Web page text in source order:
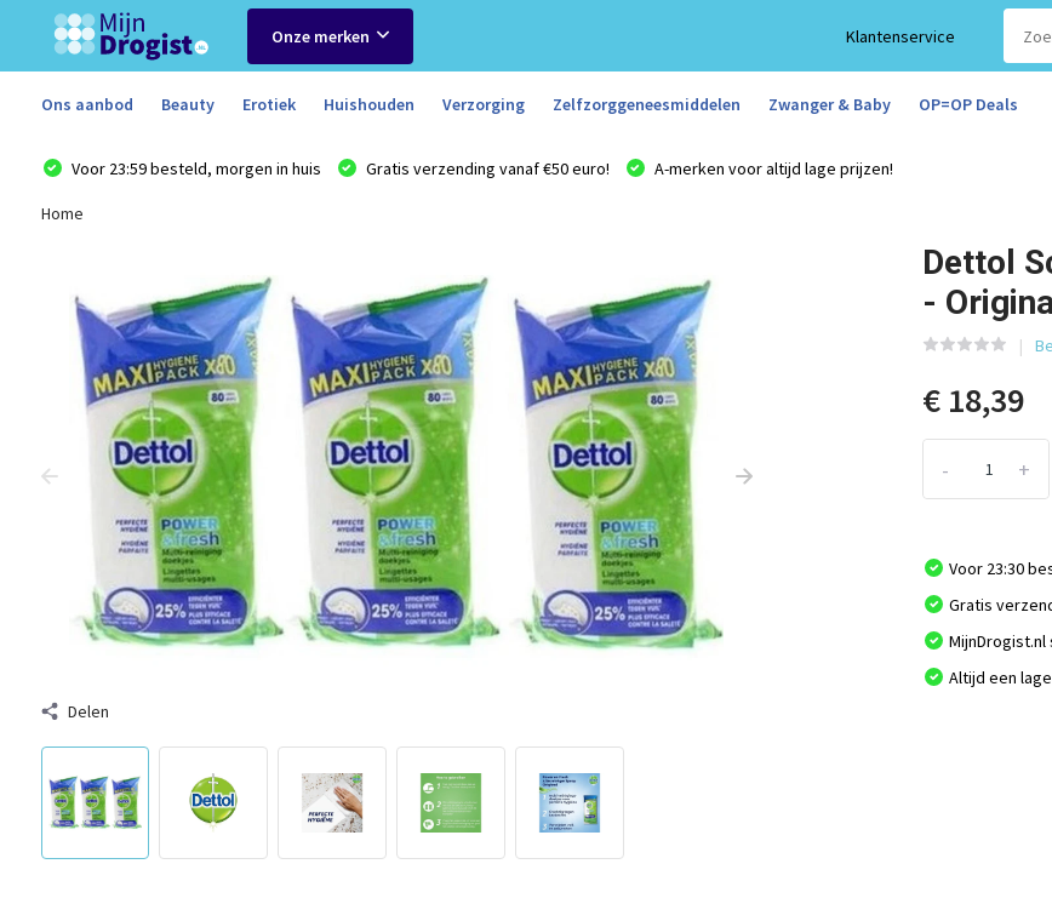
Onze merken Klantenservice
Ons aanbod Beauty Erotiek Huishouden Verzorging Zelfzorggeneesmiddelen Zwanger & Baby OP=OP Deals
Voor 23:59 besteld, morgen in huis Gratis verzending vanaf €50 euro! A-merken voor altijd lage prijzen!
Home
Delen
Dettol
-
€ 18,39
+
-
Voor 23:30
Gratis
Altijd een